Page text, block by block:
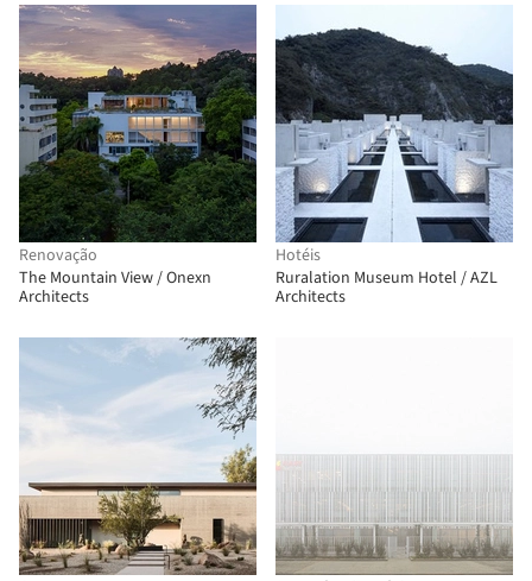
Renovação
The Mountain View / Onexn
Architects
Hotéis
Ruralation Museum Hotel / AZL
Architects